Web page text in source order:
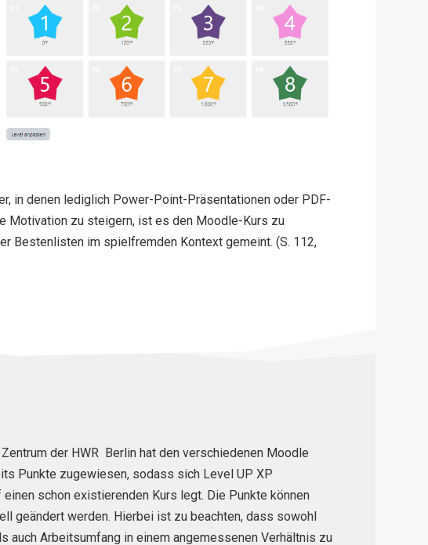
in denen lediglich Power-Point-Präsentationen oder PDF-
Motivation zu steigern, ist es den Moodle-Kurs zu
Bestenlisten im spielfremden Kontext gemeint. (S. 112,
der HWR Berlin hat den verschiedenen Moodle
Punkte zugewiesen, sodass sich Level UP XP
einen schon existierenden Kurs legt. Die Punkte können
geändert werden. Hierbei ist zu beachten, dass sowohl
auch Arbeitsumfang in einem angemessenen Verhältnis zu